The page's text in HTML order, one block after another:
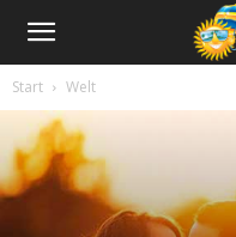
Start Welt